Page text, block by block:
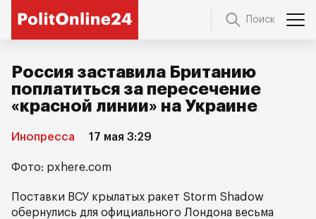
Поиск
Россия заставила Британию
поплатиться за пересечение
«красной линии» на Украине
Инопресса 17 мая 3:29
Фото: pxhere.com
Поставки ВСУ крылатых ракет Storm Shadow
обернулись для официального Лондона весьма